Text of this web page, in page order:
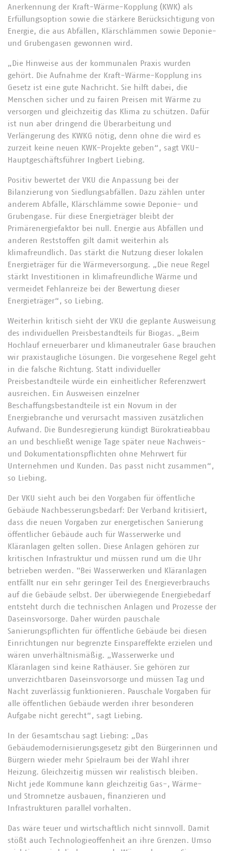
Anerkennung der Kraft-Wärme-Kopplung (KWK) als
Erfüllungsoption sowie die stärkere Berücksichtigung von
Energie, die aus Abfällen, Klärschlämmen sowie Deponie-
und Grubengasen gewonnen wird.
„Die Hinweise aus der kommunalen Praxis wurden
gehört. Die Aufnahme der Kraft-Wärme-Kopplung ins
Gesetz ist eine gute Nachricht. Sie hilft dabei, die
Menschen sicher und zu fairen Preisen mit Wärme zu
versorgen und gleichzeitig das Klima zu schützen. Dafür
ist nun aber dringend die Überarbeitung und
Verlängerung des KWKG nötig, denn ohne die wird es
zurzeit keine neuen KWK-Projekte geben“, sagt VKU-
Hauptgeschäftsführer Ingbert Liebing.
Positiv bewertet der VKU die Anpassung bei der
Bilanzierung von Siedlungsabfällen. Dazu zählen unter
anderem Abfälle, Klärschlämme sowie Deponie- und
Grubengase. Für diese Energieträger bleibt der
Primärenergiefaktor bei null. Energie aus Abfällen und
anderen Reststoffen gilt damit weiterhin als
klimafreundlich. Das stärkt die Nutzung dieser lokalen
Energieträger für die Wärmeversorgung. „Die neue Regel
stärkt Investitionen in klimafreundliche Wärme und
vermeidet Fehlanreize bei der Bewertung dieser
Energieträger“, so Liebing.
Weiterhin kritisch sieht der VKU die geplante Ausweisung
des individuellen Preisbestandteils für Biogas. „Beim
Hochlauf erneuerbarer und klimaneutraler Gase brauchen
wir praxistaugliche Lösungen. Die vorgesehene Regel geht
in die falsche Richtung. Statt individueller
Preisbestandteile würde ein einheitlicher Referenzwert
ausreichen. Ein Ausweisen einzelner
Beschaffungsbestandteile ist ein Novum in der
Energiebranche und verursacht massiven zusätzlichen
Aufwand. Die Bundesregierung kündigt Bürokratieabbau
an und beschließt wenige Tage später neue Nachweis-
und Dokumentationspflichten ohne Mehrwert für
Unternehmen und Kunden. Das passt nicht zusammen“,
so Liebing.
Der VKU sieht auch bei den Vorgaben für öffentliche
Gebäude Nachbesserungsbedarf: Der Verband kritisiert,
dass die neuen Vorgaben zur energetischen Sanierung
öffentlicher Gebäude auch für Wasserwerke und
Kläranlagen gelten sollen. Diese Anlagen gehören zur
kritischen Infrastruktur und müssen rund um die Uhr
betrieben werden. "Bei Wasserwerken und Kläranlagen
entfällt nur ein sehr geringer Teil des Energieverbrauchs
auf die Gebäude selbst. Der überwiegende Energiebedarf
entsteht durch die technischen Anlagen und Prozesse der
Daseinsvorsorge. Daher würden pauschale
Sanierungspflichten für öffentliche Gebäude bei diesen
Einrichtungen nur begrenzte Einspareffekte erzielen und
wären unverhältnismäßig. „Wasserwerke und
Kläranlagen sind keine Rathäuser. Sie gehören zur
unverzichtbaren Daseinsvorsorge und müssen Tag und
Nacht zuverlässig funktionieren. Pauschale Vorgaben für
alle öffentlichen Gebäude werden ihrer besonderen
Aufgabe nicht gerecht“, sagt Liebing.
In der Gesamtschau sagt Liebing: „Das
Gebäudemodernisierungsgesetz gibt den Bürgerinnen und
Bürgern wieder mehr Spielraum bei der Wahl ihrer
Heizung. Gleichzeitig müssen wir realistisch bleiben.
Nicht jede Kommune kann gleichzeitig Gas-, Wärme-
und Stromnetze ausbauen, finanzieren und
Infrastrukturen parallel vorhalten.
Das wäre teuer und wirtschaftlich nicht sinnvoll. Damit
stößt auch Technologieoffenheit an ihre Grenzen. Umso